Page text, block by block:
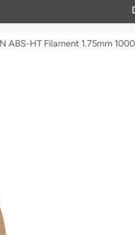
ABS-HT Filament 1.75mm